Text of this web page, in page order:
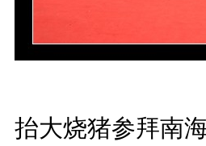
抬大烧猪参拜南